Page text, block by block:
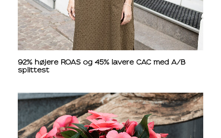
92% højere ROAS og 45% lavere CAC med A/B
splittest